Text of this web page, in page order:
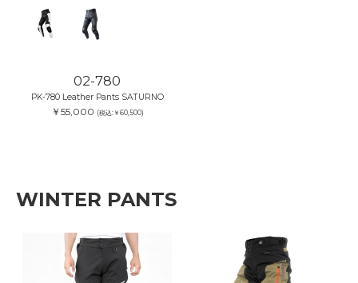
02-780
PK-780 Leather Pants SATURNO
￥55,000 (税込:￥60,500)
WINTER PANTS